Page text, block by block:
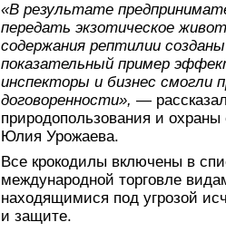
«В результате
передать экзотическое
содержания рептилии
показательный пример
инспекторы и бизнес смогли
договоренности», —
природопользования и
Юлия Урожаева.
Все крокодилы включены в
международной торговле
находящимися под угрозой
и защите.